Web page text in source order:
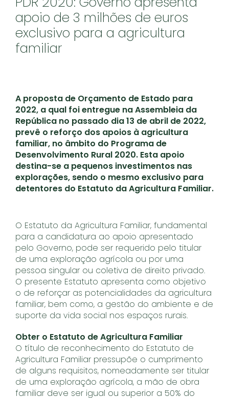
apoio de 3 milhões de euros
exclusivo para a agricultura
familiar
A proposta de Orçamento de Estado para
2022, a qual foi entregue na Assembleia da
República no passado dia 13 de abril de 2022,
prevê o reforço dos apoios à agricultura
familiar, no âmbito do Programa de
Desenvolvimento Rural 2020. Esta apoio
destina-se a pequenos investimentos nas
explorações, sendo o mesmo exclusivo para
detentores do Estatuto da Agricultura Familiar.
O Estatuto da Agricultura Familiar, fundamental
para a candidatura ao apoio apresentado
pelo Governo, pode ser requerido pelo titular
de uma exploração agrícola ou por uma
pessoa singular ou coletiva de direito privado.
O presente Estatuto apresenta como objetivo
o de reforçar as potencialidades da agricultura
familiar, bem como, a gestão do ambiente e de
suporte da vida social nos espaços rurais.
Obter o Estatuto de Agricultura Familiar
O título de reconhecimento do Estatuto de
Agricultura Familiar pressupõe o cumprimento
de alguns requisitos, nomeadamente ser titular
de uma exploração agrícola, a mão de obra
familiar deve ser igual ou superior a 50% do